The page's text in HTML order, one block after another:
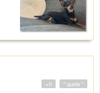
" quote "
+0